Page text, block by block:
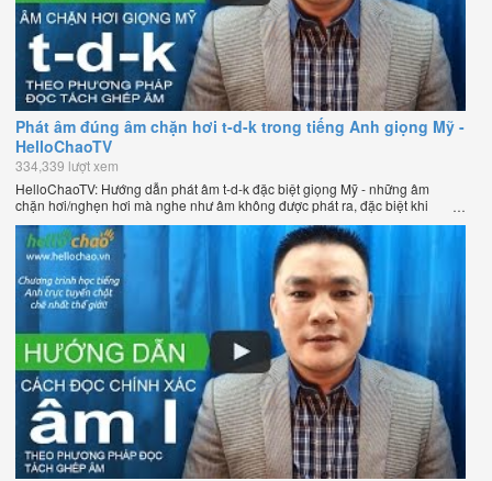
Phát âm đúng âm chặn hơi t-d-k trong tiếng Anh giọng Mỹ -
HelloChaoTV
334,339 lượt xem
HelloChaoTV: Hướng dẫn phát âm t-d-k đặc biệt giọng Mỹ - những âm
chặn hơi/nghẹn hơi mà nghe như âm không được phát ra, đặc biệt khi
chúng nằm ở cuối từ. Hướng dẫn của thầy Phạm Việt Thắng, đồng sáng
lập HelloChao.vn - Chương trình dạy tiếng Anh trực tuyến chặt chẽ nhất
thế giới.